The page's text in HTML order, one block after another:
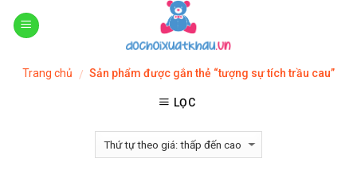
Skip
Trang chủ / Sản phẩm được gắn thẻ “tượng sự tích trầu cau”
LỌC